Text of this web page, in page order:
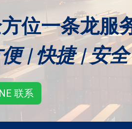
位一条龙
| 快捷 | 安全
联系